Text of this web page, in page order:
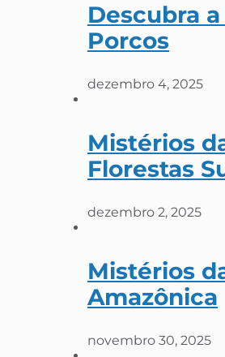
Descubra
Porcos
dezembro 4, 2025
Mistérios
Florestas
dezembro 2, 2025
Mistérios
Amazônica
novembro 30, 2025